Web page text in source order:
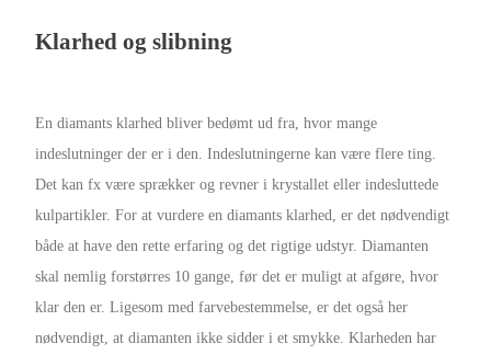
Klarhed og slibning
En diamants klarhed bliver bedømt ud fra, hvor mange
indeslutninger der er i den. Indeslutningerne kan være flere ting.
Det kan fx være sprækker og revner i krystallet eller indesluttede
kulpartikler. For at vurdere en diamants klarhed, er det nødvendigt
både at have den rette erfaring og det rigtige udstyr. Diamanten
skal nemlig forstørres 10 gange, før det er muligt at afgøre, hvor
klar den er. Ligesom med farvebestemmelse, er det også her
nødvendigt, at diamanten ikke sidder i et smykke. Klarheden har